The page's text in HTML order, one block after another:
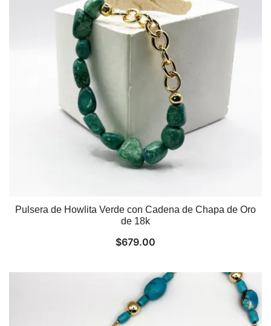
Pulsera de Howlita Verde con Cadena de Chapa de Oro
de 18k
$679.00